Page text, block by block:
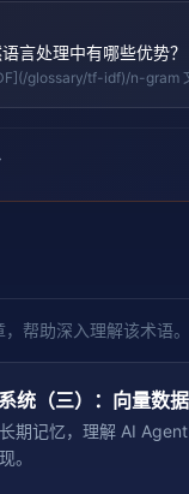
言处理中有哪些优势？
glossary/tf-idf)/n-gram
帮助深入理解该术语。
统（三）：向量数
期记忆，理解 AI
。